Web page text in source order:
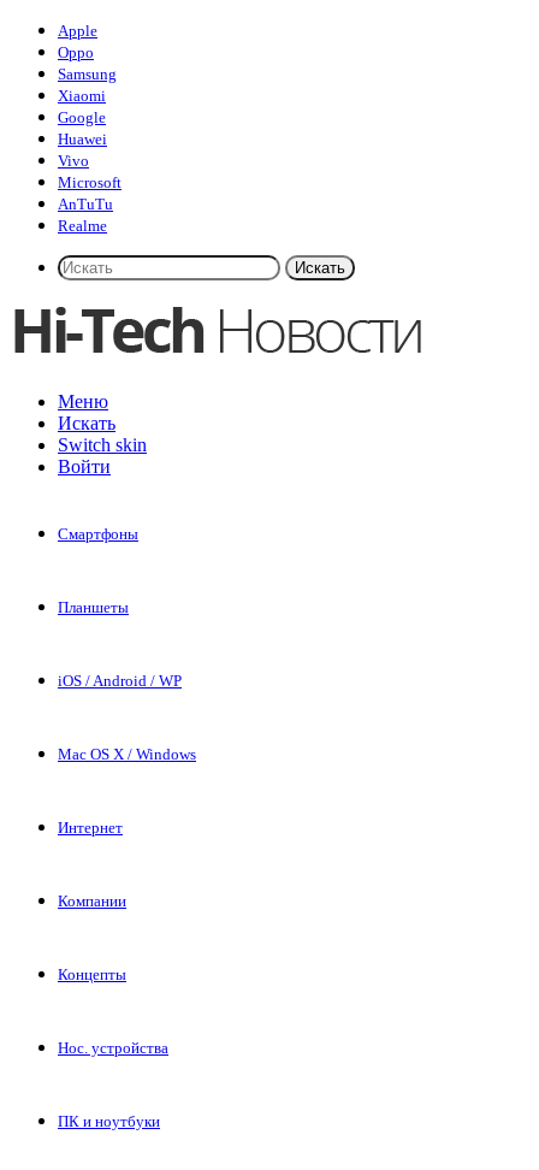
Apple
Oppo
Samsung
Xiaomi
Google
Huawei
Vivo
Microsoft
AnTuTu
Realme
Искать
Меню
Искать
Switch skin
Войти
Смартфоны
Планшеты
iOS / Android / WP
Mac OS X / Windows
Интернет
Компании
Концепты
Нос. устройства
ПК и ноутбуки